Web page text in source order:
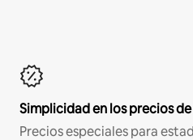
Simplicidad en los precios
Precios especiales para